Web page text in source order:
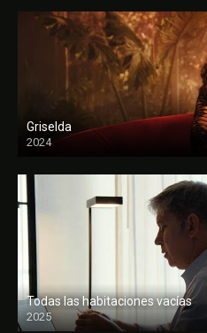
Griselda
2024
Todas las habitaciones vacías
2025
FULL HD